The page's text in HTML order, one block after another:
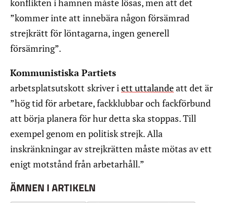
”kommer inte att innebära någon försämrad
strejkrätt för löntagarna, ingen generell
försämring”.
Kommunistiska Partiets
arbetsplatsutskott skriver i ett uttalandeatt det är
”hög tid för arbetare, fackklubbar och fackförbund
att börja planera för hur detta ska stoppas. Till
exempel genom en politisk strejk. Alla
inskränkningar av strejkrätten måste mötas av ett
enigt motstånd från arbetarhåll.”
ÄMNEN I ARTIKELN